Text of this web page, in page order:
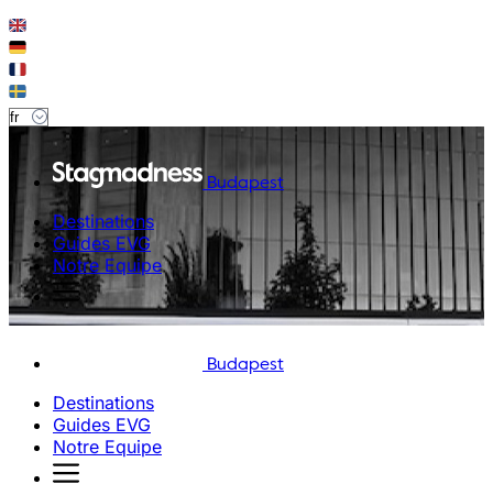
Budapest
Destinations
Guides EVG
Notre Equipe
Budapest
Destinations
Guides EVG
Notre Equipe